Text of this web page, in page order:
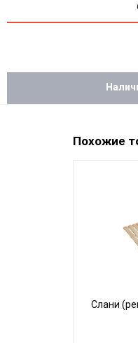
Похожие
Слани